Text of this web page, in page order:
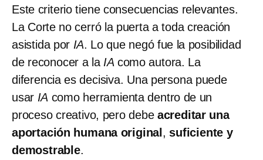
Este criterio tiene consecuencias relevantes.
La Corte no cerró la puerta a toda creación
asistida por IA. Lo que negó fue la posibilidad
de reconocer a la IA como autora. La
diferencia es decisiva. Una persona puede
usar IA como herramienta dentro de un
proceso creativo, pero debe acreditar una
aportación humana original , suficiente y
demostrable.